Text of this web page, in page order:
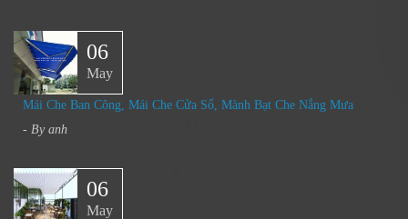
06
May
Mái Che Ban Công, Mái Che Cửa Sổ, Mành Bạt Che Nắng Mưa
- By anh
06
May